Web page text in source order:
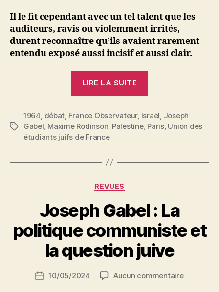
Il le fit cependant avec un tel talent que les
auditeurs, ravis ou violemment irrités,
durent reconnaître qu’ils avaient rarement
entendu exposé aussi incisif et aussi clair.
LIRE LA SUITE
Si
j’étais
Étiquettes
1964 débat France Observateur, Israël Joseph
Gabel Maxime Rodinson Palestine, Paris, Union des
étudiants juifs de France
Catégories
REVUES
Joseph Gabel : La
politique communiste et
la question juive
a
N
Date10/05/2024 Aucun commentairesur